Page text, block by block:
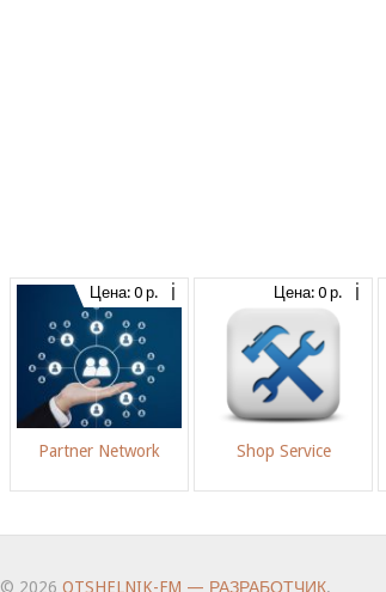
Цена: 0 р.
Partner Network
Цена: 0 р.
Shop Service
© 2026 OTSHELNIK-FM — РАЗРАБОТЧИК.